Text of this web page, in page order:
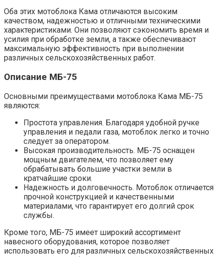
Оба этих мотоблока Кама отличаются высоким
качеством, надежностью и отличными техническими
характеристиками. Они позволяют сэкономить время и
усилия при обработке земли, а также обеспечивают
максимальную эффективность при выполнении
различных сельскохозяйственных работ.
Описание МБ-75
Основными преимуществами мотоблока Кама МБ-75
являются:
Простота управления. Благодаря удобной ручке
управления и педали газа, мотоблок легко и точно
следует за оператором.
Высокая производительность. МБ-75 оснащен
мощным двигателем, что позволяет ему
обрабатывать большие участки земли в
кратчайшие сроки.
Надежность и долговечность. Мотоблок отличается
прочной конструкцией и качественными
материалами, что гарантирует его долгий срок
службы.
Кроме того, МБ-75 имеет широкий ассортимент
навесного оборудования, которое позволяет
использовать его для различных сельскохозяйственных